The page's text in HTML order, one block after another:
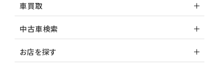
車買取
中古車検索
お店を探す